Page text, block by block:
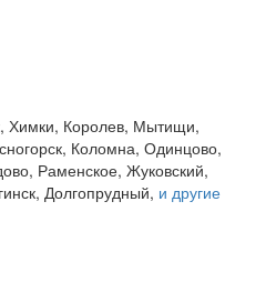
Химки, Королев, Мытищи,
Коломна, Одинцово,
Раменское, Жуковский,
Долгопрудный, и другие